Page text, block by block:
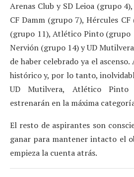
Arenas Club y SD Leioa (grupo
CF Damm (grupo 7), Hércules CF
(grupo 11), Atlético Pinto (grupo
Nervión (grupo 14) y UD
de haber celebrado ya el
histórico y, por lo tanto,
UD Mutilvera, Atlético
estrenarán en la máxima
El resto de aspirantes son
ganar para mantener intacto el
empieza la cuenta atrás.